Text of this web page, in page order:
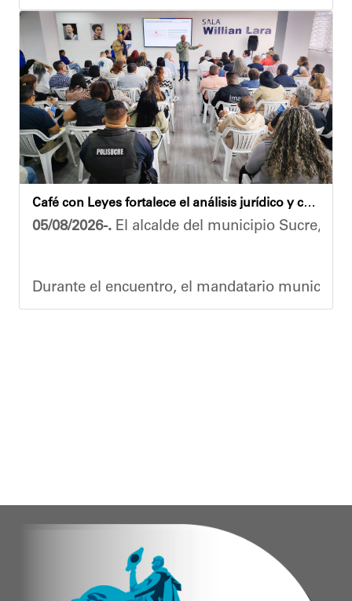
Las obras en ejecución contemplan la pintura
El alcalde Diógenes Lara expresó sus
"Damos las gracias por esta recuperación en
​Por su parte, el gobernador del estado
​"Tenemos un desafío en todo el estado
Finalmente, el ministro de Educación, Héctor
Esta jornada ratifica el esfuerzo articulado
Café con Leyes fortalece el análisis jurídico y constitucional en el municipio Sucre
05/08/2026-. El alcalde del municipio Sucre,
Durante el encuentro, el mandatario
Oskarina Rosso.